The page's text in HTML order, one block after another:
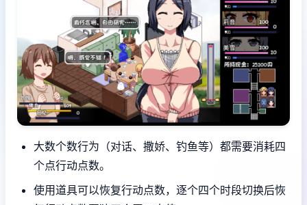
大数个数行为（对话、撒娇、钓鱼等）都需要消耗四
个点行动点数。
使用道具可以恢复行动点数，逐个四个时段切换后恢